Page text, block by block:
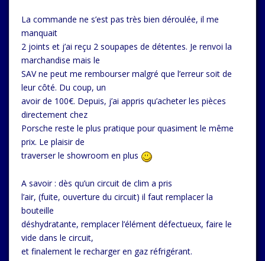
La commande ne s’est pas très bien déroulée, il me
manquait
2 joints et j’ai reçu 2 soupapes de détentes. Je renvoi la
marchandise mais le
SAV ne peut me rembourser malgré que l’erreur soit de
leur côté. Du coup, un
avoir de 100€. Depuis, j’ai appris qu’acheter les pièces
directement chez
Porsche reste le plus pratique pour quasiment le même
prix. Le plaisir de
traverser le showroom en plus
A savoir : dès qu’un circuit de clim a pris
l’air, (fuite, ouverture du circuit) il faut remplacer la
bouteille
déshydratante, remplacer l’élément défectueux, faire le
vide dans le circuit,
et finalement le recharger en gaz réfrigérant.